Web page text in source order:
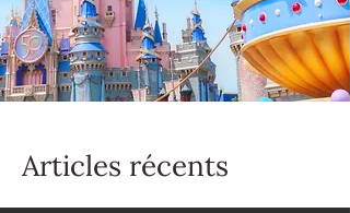
Articles récents